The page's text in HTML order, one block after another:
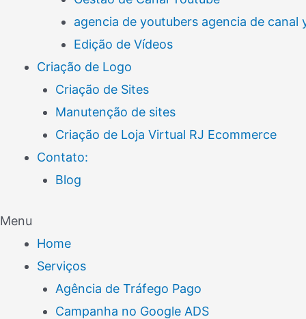
agencia de youtubers agencia de canal
Edição de Vídeos
Criação de Logo
Criação de Sites
Manutenção de sites
Criação de Loja Virtual RJ Ecommerce
Contato:
Blog
Menu
Home
Serviços
Agência de Tráfego Pago
Campanha no Google ADS